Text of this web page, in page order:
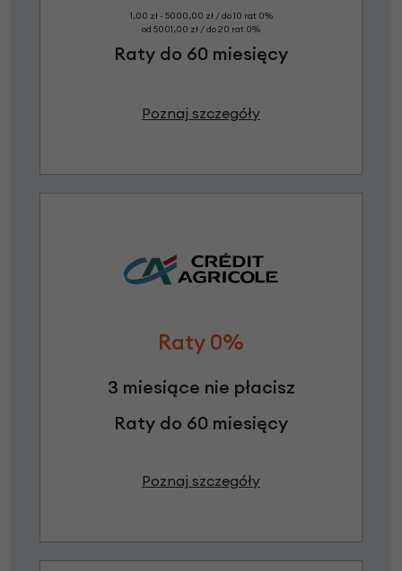
1,00 zł - 5000,00 zł / do 10 rat 0%
od 5001,00 zł / do 20 rat 0%
Raty do 60 miesięcy
Poznaj szczegóły
Raty 0%
3 miesiące nie płacisz
Raty do 60 miesięcy
Poznaj szczegóły